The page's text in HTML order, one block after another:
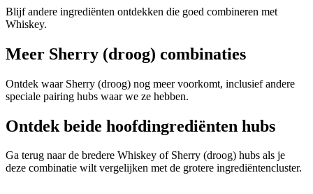
Blijf andere ingrediënten ontdekken die goed combineren met
Whiskey.
Meer Sherry (droog) combinaties
Ontdek waar Sherry (droog) nog meer voorkomt, inclusief andere
speciale pairing hubs waar we ze hebben.
Ontdek beide hoofdingrediënten hubs
Ga terug naar de bredere Whiskey of Sherry (droog) hubs als je
deze combinatie wilt vergelijken met de grotere ingrediëntencluster.